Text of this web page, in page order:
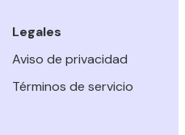
Legales
Aviso de privacidad
Términos de servicio